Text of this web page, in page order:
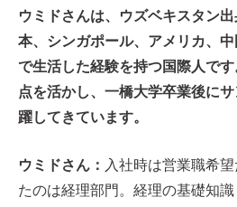
ウミドさんは、ウズベキスタン
本、シンガポール、アメリカ、
で生活した経験を持つ国際人で
点を活かし、一橋大学卒業後に
躍してきています。
ウミドさん： 入社時は営業職希
たのは経理部門。経理の基礎知